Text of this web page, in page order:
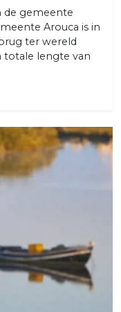
de gemeente
Arouca is in
ter wereld
totale lengte van